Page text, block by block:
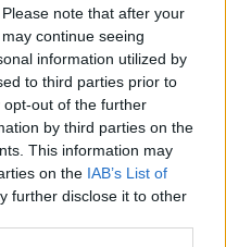
note that after your
continue seeing
information utilized by
to third parties prior to
out of the further
by third parties on the
This information may
on the IAB’s List of
further disclose it to other